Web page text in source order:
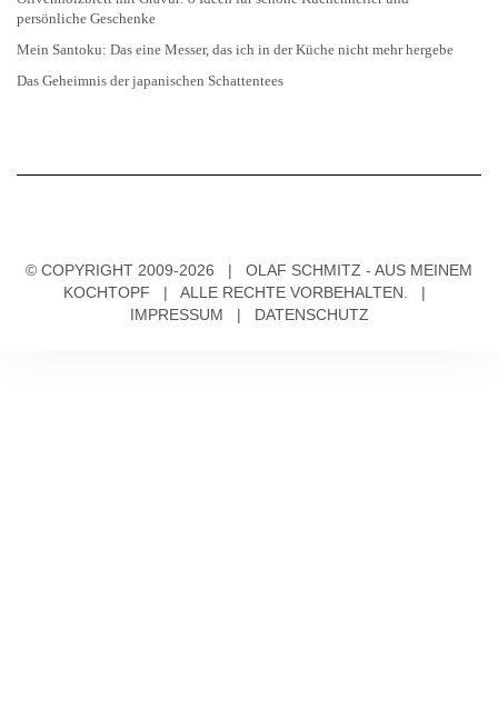
persönliche Geschenke
Mein Santoku: Das eine Messer, das ich in der Küche nicht mehr hergebe
Das Geheimnis der japanischen Schattentees
© COPYRIGHT 2009-2026 | OLAF SCHMITZ - AUS MEINEM
KOCHTOPF | ALLE RECHTE VORBEHALTEN. |
IMPRESSUM | DATENSCHUTZ